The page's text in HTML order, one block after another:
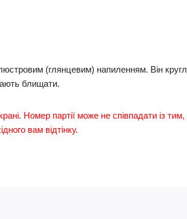
(глянцевим) напиленням. Він
блищати.
Номер партії може не співпадати із
вам відтінку.